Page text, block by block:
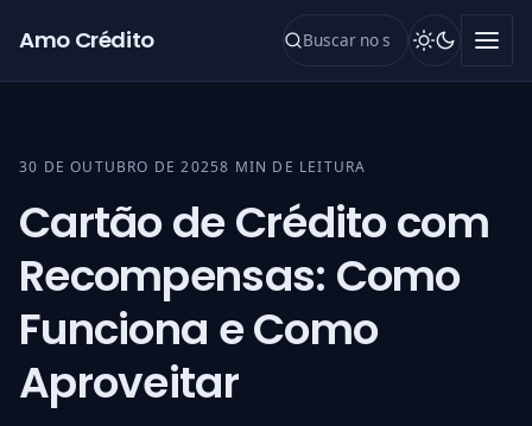
Amo Crédito
30 DE OUTUBRO DE 20258 MIN DE LEITURA
Cartão de Crédito com
Recompensas: Como
Funciona e Como
Aproveitar